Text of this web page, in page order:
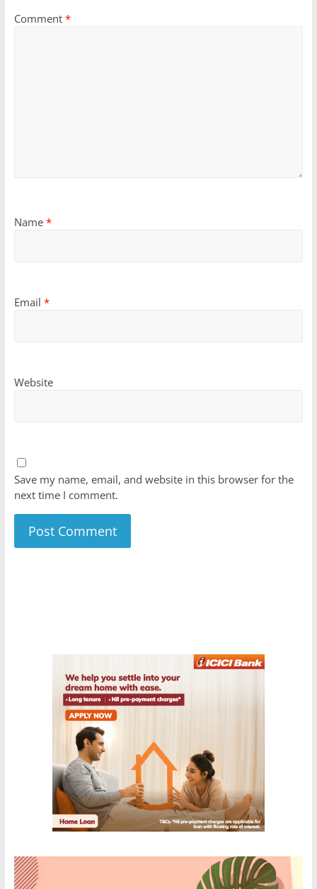
Comment *
Name *
Email *
Website
Save my name, email, and website in this browser for the
next time I comment.